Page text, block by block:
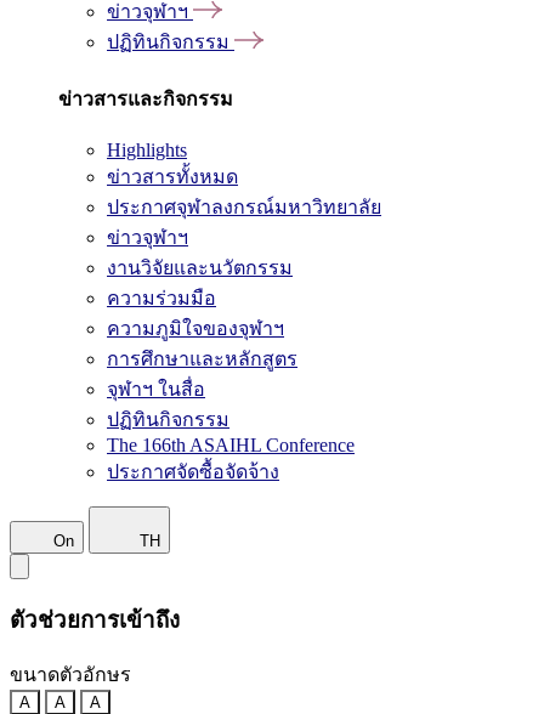
ข่าวจุฬาฯ
ปฏิทินกิจกรรม
ข่าวสารและกิจกรรม
Highlights
ข่าวสารทั้งหมด
ประกาศจุฬาลงกรณ์มหาวิทยาลัย
ข่าวจุฬาฯ
งานวิจัยและนวัตกรรม
ความร่วมมือ
ความภูมิใจของจุฬาฯ
การศึกษาและหลักสูตร
จุฬาฯ ในสื่อ
ปฏิทินกิจกรรม
The 166th ASAIHL Conference
ประกาศจัดซื้อจัดจ้าง
On TH
ตัวช่วยการเข้าถึง
ขนาดตัวอักษร
A A A